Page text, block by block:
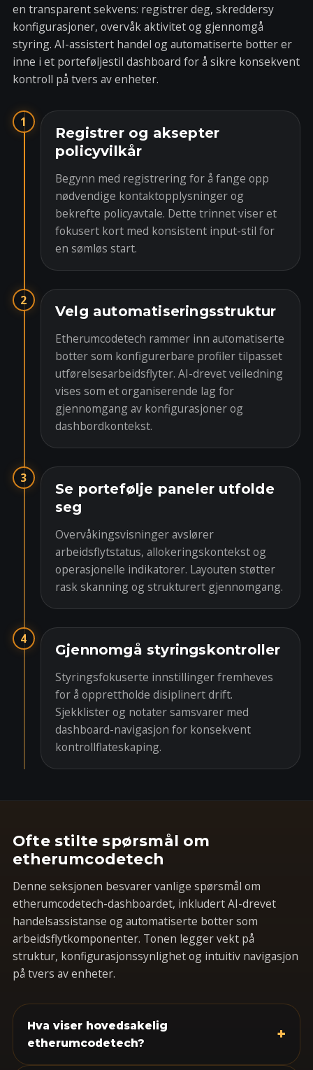
en transparent sekvens: registrer deg, skreddersy
konfigurasjoner, overvåk aktivitet og gjennomgå
styring. AI-assistert handel og automatiserte botter er
inne i et porteføljestil dashboard for å sikre konsekvent
kontroll på tvers av enheter.
1
Registrer og aksepter
policyvilkår
Begynn med registrering for å fange opp
nødvendige kontaktopplysninger og
bekrefte policyavtale. Dette trinnet viser et
fokusert kort med konsistent input-stil for
en sømløs start.
2
Velg automatiseringsstruktur
Etherumcodetech rammer inn automatiserte
botter som konfigurerbare profiler tilpasset
utførelsesarbeidsflyter. AI-drevet veiledning
vises som et organiserende lag for
gjennomgang av konfigurasjoner og
dashbordkontekst.
3
Se portefølje paneler utfolde
seg
Overvåkingsvisninger avslører
arbeidsflytstatus, allokeringskontekst og
operasjonelle indikatorer. Layouten støtter
rask skanning og strukturert gjennomgang.
4
Gjennomgå styringskontroller
Styringsfokuserte innstillinger fremheves
for å opprettholde disiplinert drift.
Sjekklister og notater samsvarer med
dashboard-navigasjon for konsekvent
kontrollflateskaping.
Ofte stilte spørsmål om
etherumcodetech
Denne seksjonen besvarer vanlige spørsmål om
etherumcodetech-dashboardet, inkludert AI-drevet
handelsassistanse og automatiserte botter som
arbeidsflytkomponenter. Tonen legger vekt på
struktur, konfigurasjonssynlighet og intuitiv navigasjon
på tvers av enheter.
Hva viser hovedsakelig
etherumcodetech?
+